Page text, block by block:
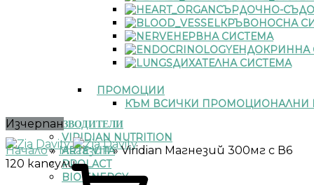
СЪРДОЧНО-
КРЪВОНОСНА
НЕРВНА СИСТЕМА
ЕНДОКРИННА
ДИХАТЕЛНА СИСТЕМА
ПРОМОЦИИ
КЪМ ВСИЧКИ ПРОМОЦИОНАЛНИ
ПРОИЗВОДИТЕЛИ
VIRIDIAN NUTRITION
ARTE VITA
PROLACT
BIO ENERGY
Изчерпан
Начало»Магазин»Viridian Магнезий 300мг с В6
120 капсули